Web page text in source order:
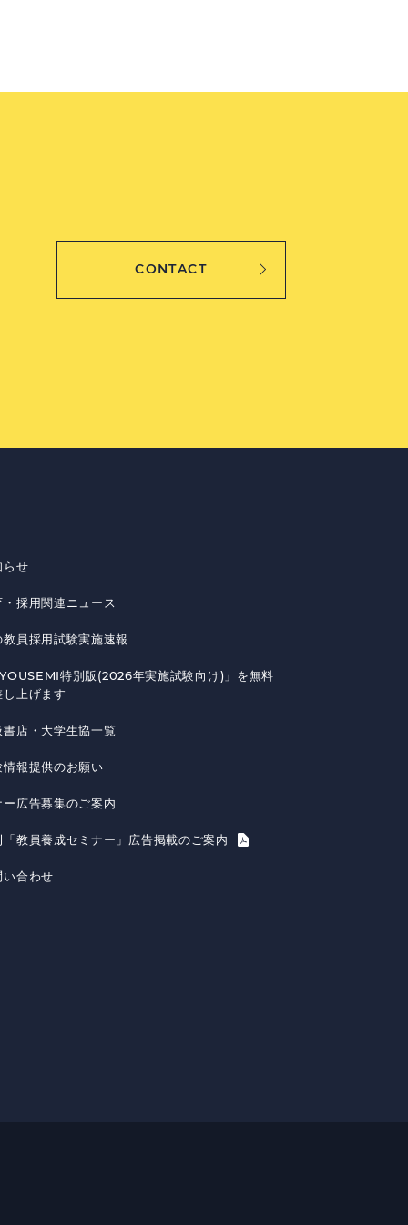
CONTACT
らせ
・採用関連ニュース
教員採用試験実施速報
特別版(2026年実施試験向け)」を無料
し上げます
書店・大学生協一覧
情報提供のお願い
ー広告募集のご案内
「教員養成セミナー」広告掲載のご案内
い合わせ